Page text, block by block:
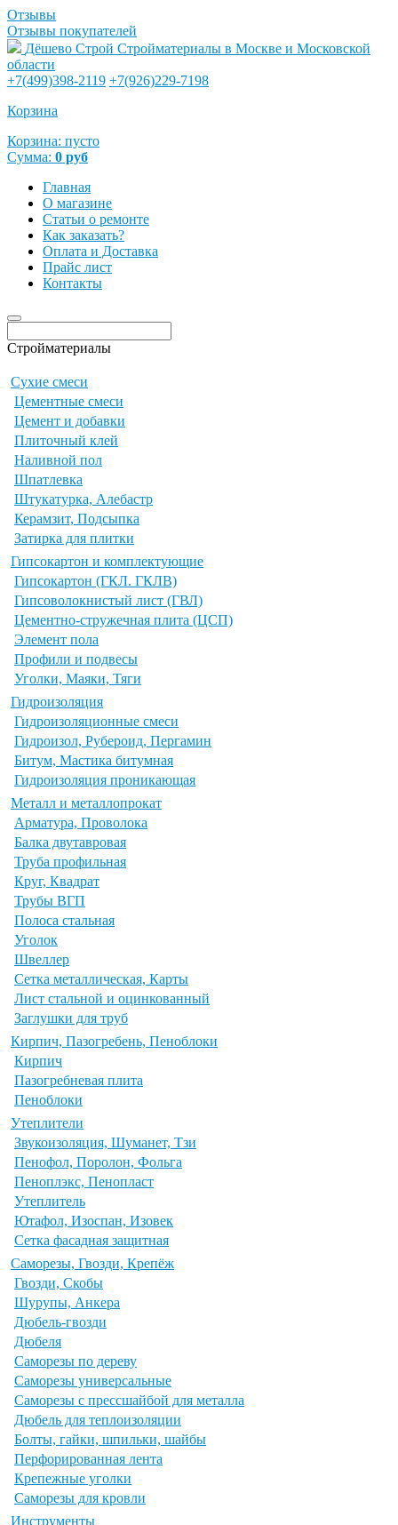
Отзывы
Отзывы покупателей
Дёшево Строй Стройматериалы в Москве и Московской
области
+7(499)398-2119 +7(926)229-7198
Корзина
Корзина: пусто
Сумма: 0 руб
Главная
О магазине
Статьи о ремонте
Как заказать?
Оплата и Доставка
Прайс лист
Контакты
Стройматериалы
Сухие смеси
Цементные смеси
Цемент и добавки
Плиточный клей
Наливной пол
Шпатлевка
Штукатурка, Алебастр
Керамзит, Подсыпка
Затирка для плитки
Гипсокартон и комплектующие
Гипсокартон (ГКЛ. ГКЛВ)
Гипсоволокнистый лист (ГВЛ)
Цементно-стружечная плита (ЦСП)
Элемент пола
Профили и подвесы
Уголки, Маяки, Тяги
Гидроизоляция
Гидроизоляционные смеси
Гидроизол, Рубероид, Пергамин
Битум, Мастика битумная
Гидроизоляция проникающая
Металл и металлопрокат
Арматура, Проволока
Балка двутавровая
Труба профильная
Круг, Квадрат
Трубы ВГП
Полоса стальная
Уголок
Швеллер
Сетка металлическая, Карты
Лист стальной и оцинкованный
Заглушки для труб
Кирпич, Пазогребень, Пеноблоки
Кирпич
Пазогребневая плита
Пеноблоки
Утеплители
Звукоизоляция, Шуманет, Тзи
Пенофол, Поролон, Фольга
Пеноплэкс, Пенопласт
Утеплитель
Ютафол, Изоспан, Изовек
Сетка фасадная защитная
Саморезы, Гвозди, Крепёж
Гвозди, Скобы
Шурупы, Анкера
Дюбель-гвозди
Дюбеля
Саморезы по дереву
Саморезы универсальные
Саморезы с прессшайбой для металла
Дюбель для теплоизоляции
Болты, гайки, шпильки, шайбы
Перфорированная лента
Крепежные уголки
Саморезы для кровли
Инструменты